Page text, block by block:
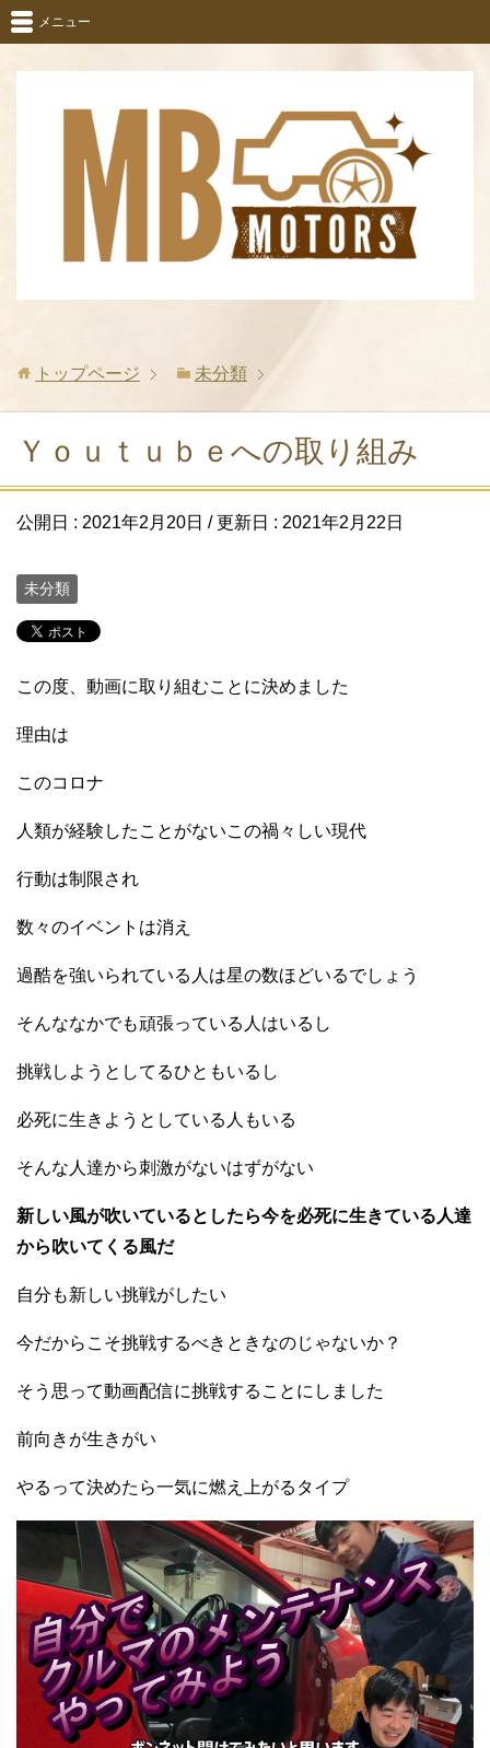
メニュー
トップページ 未分類
Ｙｏｕｔｕｂｅへの取り組み
公開日 : 2021年2月20日 / 更新日 : 2021年2月22日
未分類
この度、動画に取り組むことに決めました
理由は
このコロナ
人類が経験したことがないこの禍々しい現代
行動は制限され
数々のイベントは消え
過酷を強いられている人は星の数ほどいるでしょう
そんななかでも頑張っている人はいるし
挑戦しようとしてるひともいるし
必死に生きようとしている人もいる
そんな人達から刺激がないはずがない
新しい風が吹いているとしたら今を必死に生きている人達
から吹いてくる風だ
自分も新しい挑戦がしたい
今だからこそ挑戦するべきときなのじゃないか？
そう思って動画配信に挑戦することにしました
前向きが生きがい
やるって決めたら一気に燃え上がるタイプ